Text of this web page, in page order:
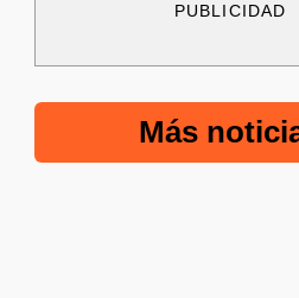
PUBLICIDAD
Más